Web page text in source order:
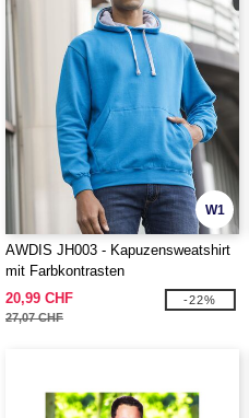
W1
AWDIS JH003 - Kapuzensweatshirt
mit Farbkontrasten
20,99 CHF
27,07 CHF
-22%